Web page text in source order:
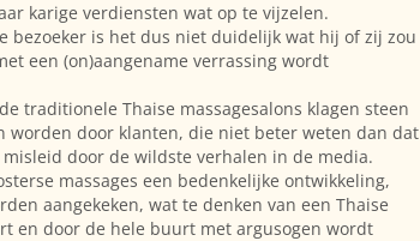
karige verdiensten wat op te vijzelen.
bezoeker is het dus niet duidelijk wat hij of zij zou
een (on)aangename verrassing wordt
traditionele Thaise massagesalons klagen steen
worden door klanten, die niet beter weten dan dat
door de wildste verhalen in de media.
massages een bedenkelijke ontwikkeling,
aangekeken, wat te denken van een Thaise
en door de hele buurt met argusogen wordt